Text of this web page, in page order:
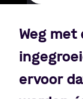
Weg
ervoor